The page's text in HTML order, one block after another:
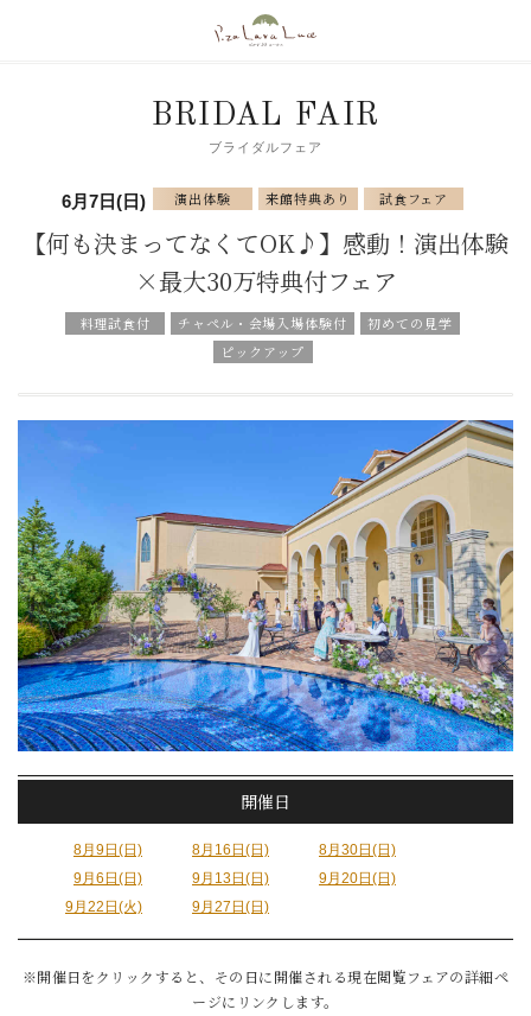
BRIDAL FAIR
ブライダルフェア
6月7日(日) 演出体験 来館特典あり 試食フェア
【何も決まってなくてOK♪】感動！演出体験
×最大30万特典付フェア
料理試食付 チャペル・会場入場体験付
初めての見学
ピックアップ
開催日
8月9日(日) 8月16日(日)
8月30日(日)
9月6日(日)
9月13日(日)
9月20日(日)
9月22日(火)
9月27日(日)
※開催日をクリックすると、その日に開催される現在閲覧フェアの詳細ペ
ージにリンクします。